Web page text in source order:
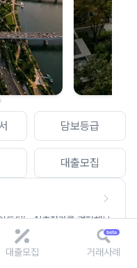
담보등급
대출모집
트되는 AI추정가를 경험해보
대출모집 거래사례